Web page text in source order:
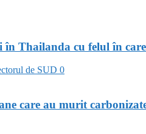
în Thailanda cu felul în
de SUD 0
care au murit